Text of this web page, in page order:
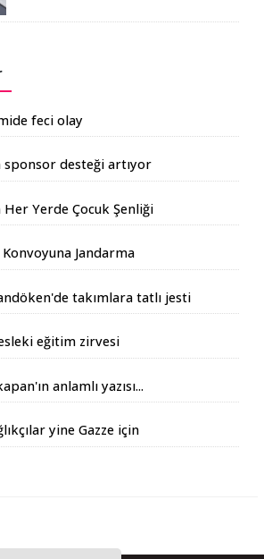
feci olay
desteği artıyor
Yerde Çocuk Şenliği
Konvoyuna Jandarma
takımlara tatlı jesti
eğitim zirvesi
anlamlı yazısı...
yine Gazze için